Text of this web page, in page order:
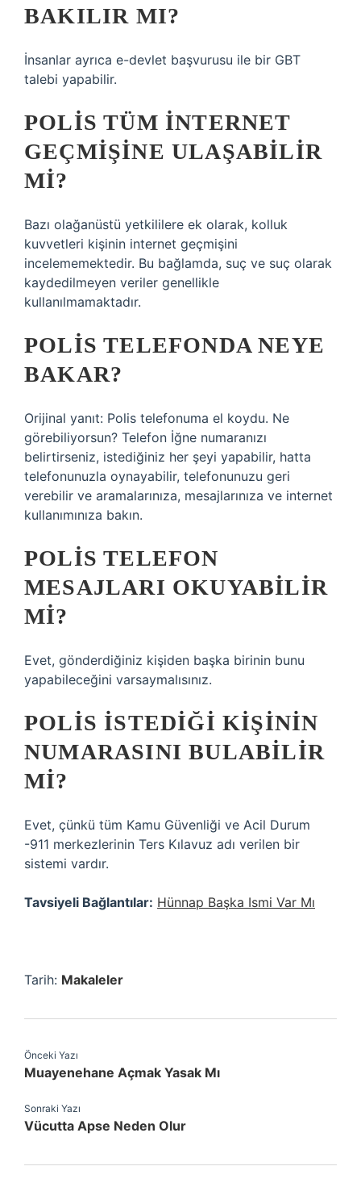
BAKILIR MI?
İnsanlar ayrıca e-devlet başvurusu ile bir GBT
talebi yapabilir.
POLIS TÜM INTERNET
GEÇMIŞINE ULAŞABILIR
MI?
Bazı olağanüstü yetkililere ek olarak, kolluk
kuvvetleri kişinin internet geçmişini
incelememektedir. Bu bağlamda, suç ve suç olarak
kaydedilmeyen veriler genellikle
kullanılmamaktadır.
POLIS TELEFONDA NEYE
BAKAR?
Orijinal yanıt: Polis telefonuma el koydu. Ne
görebiliyorsun? Telefon İğne numaranızı
belirtirseniz, istediğiniz her şeyi yapabilir, hatta
telefonunuzla oynayabilir, telefonunuzu geri
verebilir ve aramalarınıza, mesajlarınıza ve internet
kullanımınıza bakın.
POLIS TELEFON
MESAJLARI OKUYABILIR
MI?
Evet, gönderdiğiniz kişiden başka birinin bunu
yapabileceğini varsaymalısınız.
POLIS ISTEDIĞI KIŞININ
NUMARASINI BULABILIR
MI?
Evet, çünkü tüm Kamu Güvenliği ve Acil Durum
-911 merkezlerinin Ters Kılavuz adı verilen bir
sistemi vardır.
Tavsiyeli Bağlantılar: Hünnap Başka Ismi Var Mı
Tarih: Makaleler
Önceki Yazı
Muayenehane Açmak Yasak Mı
Sonraki Yazı
Vücutta Apse Neden Olur